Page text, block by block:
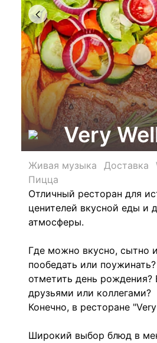
Very
Живая музыка Доставка
Пицца
Отличный ресторан для
ценителей вкусной еды и
атмосферы.
Где можно вкусно, сытно
пообедать или
отметить день рождения?
друзьями или коллегами?
Конечно, в ресторане
Широкий выбор блюд в